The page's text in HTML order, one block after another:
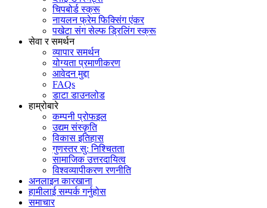
चिपबोर्ड स्क्रू
नायलन फ्रेम फिक्सिंग एंकर
पखेटा संग सेल्फ ड्रिलिंग स्क्रू
सेवा र समर्थन
व्यापार समर्थन
योग्यता प्रमाणीकरण
आवेदन मुद्दा
FAQs
डाटा डाउनलोड
हाम्रोबारे
कम्पनी प्रोफइल
उद्यम संस्कृति
विकास इतिहास
गुणस्तर सु: निश्चितता
सामाजिक उत्तरदायित्व
विश्वव्यापीकरण रणनीति
अनलाइन कारखाना
हामीलाई सम्पर्क गर्नुहोस
समाचार